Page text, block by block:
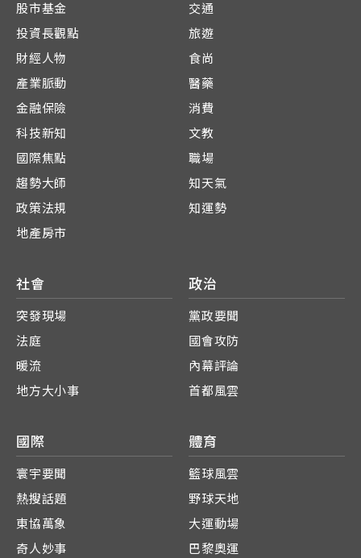
股市基金
投資長觀點
財經人物
產業脈動
金融保險
科技新知
國際焦點
趨勢大師
政策法規
地產房市
交通
旅遊
食尚
醫藥
消費
文教
職場
知天氣
知運勢
社會
突發現場
法庭
暖流
地方大小事
政治
黨政要聞
國會攻防
內幕評論
首都風雲
國際
寰宇要聞
熱搜話題
東協萬象
奇人妙事
體育
籃球風雲
野球天地
大運動場
巴黎奧運